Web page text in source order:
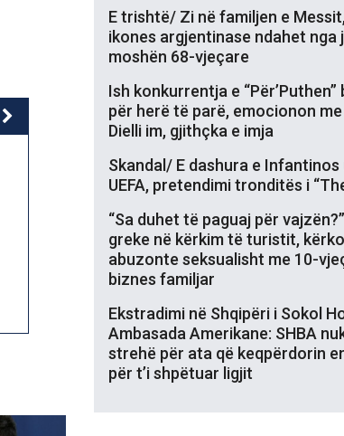
E trishtë/ Zi në familjen e
ikones argjentinase ndahet nga
moshën 68-vjeçare
Ish konkurrentja e “Për’Puthen”
për herë të parë, emocionon
Dielli im, gjithçka e imja
Skandal/ E dashura e Infantinos
UEFA, pretendimi tronditës i
“Sa duhet të paguaj për
greke në kërkim të turistit,
abuzonte seksualisht me 10-
biznes familjar
Ekstradimi në Shqipëri i Sokol
Ambasada Amerikane: SHBA
strehë për ata që keqpërdorin
për t’i shpëtuar ligjit